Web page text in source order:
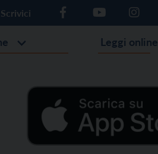
Scrivici
Leggi online